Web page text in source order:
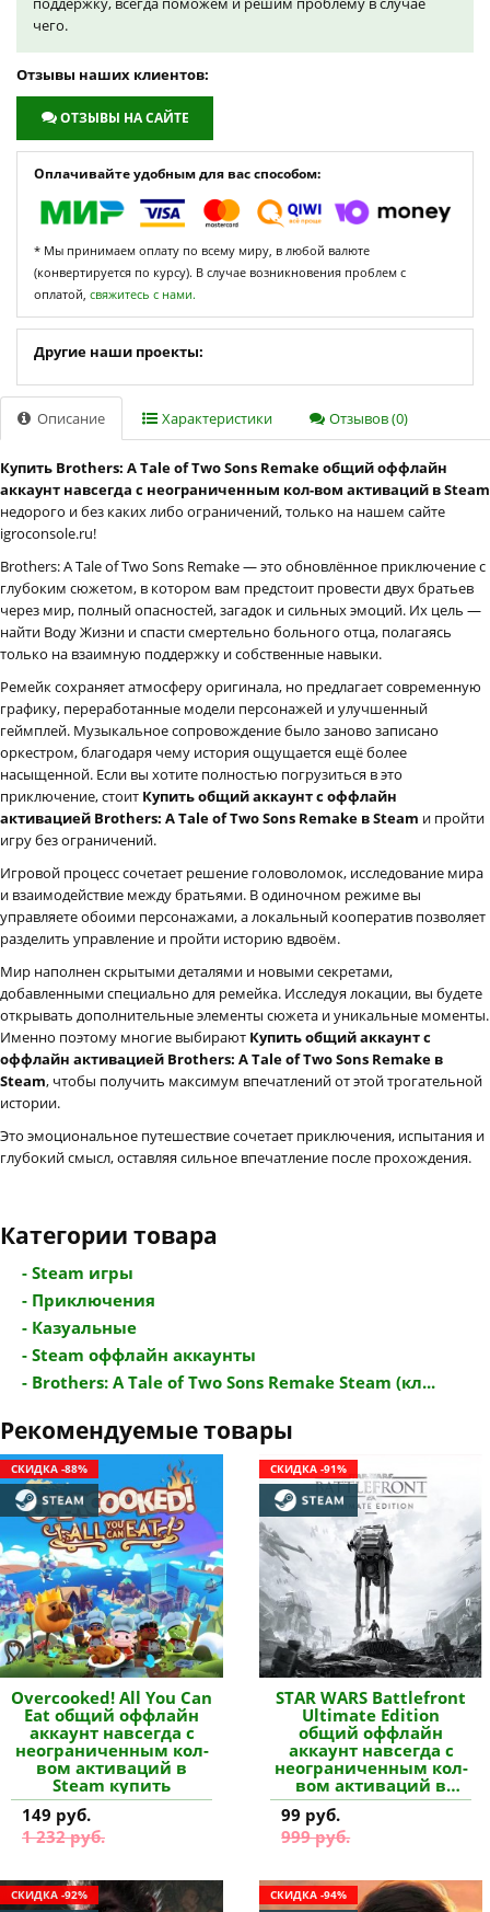
чего.
Отзывы наших клиентов:
ОТЗЫВЫ НА САЙТЕ
Оплачивайте удобным для вас способом:
* Мы принимаем оплату по всему миру, в любой валюте
(конвертируется по курсу). В случае возникновения проблем с
оплатой, свяжитесь с нами.
Другие наши проекты:
Описание Характеристики Отзывов (0)
Купить Brothers: A Tale of Two Sons Remake общий оффлайн
аккаунт навсегда с неограниченным кол-вом активаций в Steam
недорого и без каких либо ограничений, только на нашем сайте
igroconsole.ru!
Brothers: A Tale of Two Sons Remake — это обновлённое приключение с
глубоким сюжетом, в котором вам предстоит провести двух братьев
через мир, полный опасностей, загадок и сильных эмоций. Их цель —
найти Воду Жизни и спасти смертельно больного отца, полагаясь
только на взаимную поддержку и собственные навыки.
Ремейк сохраняет атмосферу оригинала, но предлагает современную
графику, переработанные модели персонажей и улучшенный
геймплей. Музыкальное сопровождение было заново записано
оркестром, благодаря чему история ощущается ещё более
насыщенной. Если вы хотите полностью погрузиться в это
приключение, стоит Купить общий аккаунт с оффлайн
активацией Brothers: A Tale of Two Sons Remake в Steam и пройти
игру без ограничений.
Игровой процесс сочетает решение головоломок, исследование мира
и взаимодействие между братьями. В одиночном режиме вы
управляете обоими персонажами, а локальный кооператив позволяет
разделить управление и пройти историю вдвоём.
Мир наполнен скрытыми деталями и новыми секретами,
добавленными специально для ремейка. Исследуя локации, вы будете
открывать дополнительные элементы сюжета и уникальные моменты.
Именно поэтому многие выбирают Купить общий аккаунт с
оффлайн активацией Brothers: A Tale of Two Sons Remake в
Steam, чтобы получить максимум впечатлений от этой трогательной
истории.
Это эмоциональное путешествие сочетает приключения, испытания и
глубокий смысл, оставляя сильное впечатление после прохождения.
Категории товара
- Steam игры
- Приключения
- Казуальные
- Steam оффлайн аккаунты
- Brothers: A Tale of Two Sons Remake Steam (кл...
Рекомендуемые товары
СКИДКА -88%
Overcooked! All You Can
Eat общий оффлайн
аккаунт навсегда с
неограниченным кол-
вом активаций в
Steam купить
149 руб.
1 232 руб.
СКИДКА -91%
STAR WARS Battlefront
Ultimate Edition
общий оффлайн
аккаунт навсегда с
неограниченным кол-
вом активаций в
Steam купить
99 руб.
999 руб.
СКИДКА -92% СКИДКА -94%